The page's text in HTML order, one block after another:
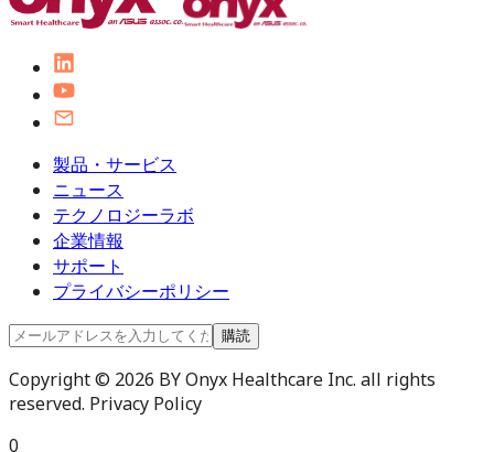
製品・サービス
ニュース
テクノロジーラボ
企業情報
サポート
プライバシーポリシー
購読
Copyright © 2026 BY Onyx Healthcare Inc. all rights
reserved. Privacy Policy
0